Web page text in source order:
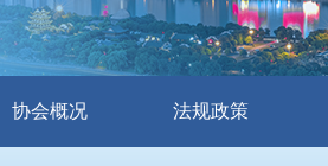
协会概况 法规政策